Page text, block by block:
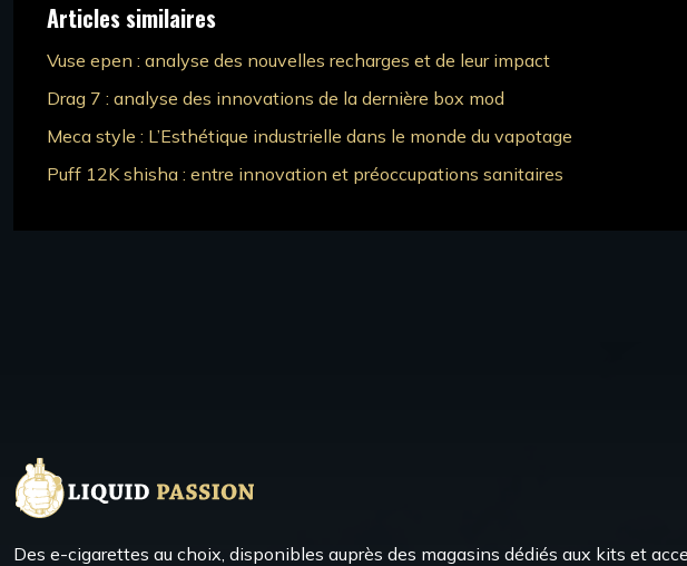
Articles similaires
Vuse epen : analyse des nouvelles recharges et de leur impact
Drag 7 : analyse des innovations de la dernière box mod
Meca style : L’Esthétique industrielle dans le monde du vapotage
Puff 12K shisha : entre innovation et préoccupations sanitaires
Des e-cigarettes au choix, disponibles auprès des magasins dédiés aux kits et